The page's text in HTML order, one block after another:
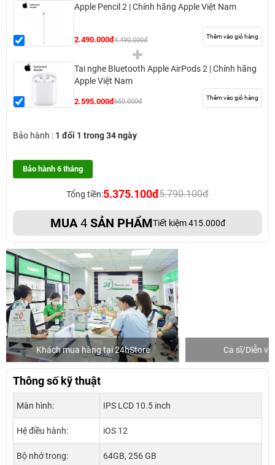
Apple Pencil 2 | Chính hãng Apple Việt Nam
2.490.000đ4.490.000đ Thêm vào giỏ hàng
Tai nghe Bluetooth Apple AirPods 2 | Chính hãng
Apple Việt Nam
2.595.000đ650.000đ Thêm vào giỏ hàng
Bảo hành : 1 đổi 1 trong 34 ngày
Bảo hành 6 tháng
Tổng tiền:5.375.100đ5.790.100đ
MUA4SẢN PHẨMTiết kiệm 415.000đ
Khách mua hàng tại 24hStore Ca sĩ/Diễn
Thông số kỹ thuật
Màn hình: IPS LCD 10.5 inch
Hệ điều hành: iOS 12
Bộ nhớ trong: 64GB, 256 GB